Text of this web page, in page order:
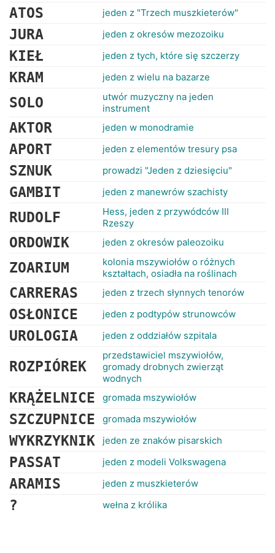
ATOS jeden z "Trzech muszkieterów"
JURA jeden z okresów mezozoiku
KIEŁ jeden z tych, które się szczerzy
KRAM jeden z wielu na bazarze
SOLO
utwór muzyczny na jeden
instrument
AKTOR jeden w monodramie
APORT jeden z elementów tresury psa
SZNUK prowadzi "Jeden z dziesięciu"
GAMBIT jeden z manewrów szachisty
RUDOLF
Hess, jeden z przywódców III
Rzeszy
ORDOWIK jeden z okresów paleozoiku
ZOARIUM
kolonia mszywiołów o różnych
kształtach, osiadła na roślinach
CARRERAS jeden z trzech słynnych tenorów
OSŁONICE jeden z podtypów strunowców
UROLOGIA jeden z oddziałów szpitala
ROZPIÓREK
przedstawiciel mszywiołów,
gromady drobnych zwierząt
wodnych
KRĄŻELNICE gromada mszywiołów
SZCZUPNICE gromada mszywiołów
WYKRZYKNIK jeden ze znaków pisarskich
PASSAT jeden z modeli Volkswagena
ARAMIS jeden z muszkieterów
? wełna z królika